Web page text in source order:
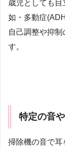
歳児としても
如・多動症
自己調整や抑
す。
特定の音
掃除機の音で耳